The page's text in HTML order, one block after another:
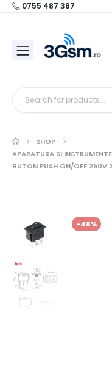
0755 487 387
SHOP
APARATURA SI
BUTON PUSH ON/OFF 250V
-48%